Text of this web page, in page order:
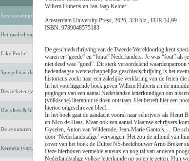
Een verwittigd man is niets waard
Het raadsel van de anderen
Fake Profiel
Spiegel van de ziel
Des te beter (vert. Marijke Arijs)
Uw vlees & bloed
De avonturen van Tom Sawyer (vert. Peter Bergsma)
Kerewin (vert. Anneke Bok)
Willem Huberts en Jan Jaap Kelder
Amsterdam University Press, 2026, 320 blz., EUR 34,99
ISBN: 9789048575183
De geschiedschrijving van de Tweede Wereldoorlog kent
waren er “goede” en “foute” Nederlanders. Je was “fout”
niet deed was “goed”. Dit sterk veroordelend
hedendaagse wetenschappelijke geschiedschrijving is het
historicus zoekt naar een zakelijke verklaring van de feiten
In het voorliggende boek geven Willem Huberts en de
pogingen van een aantal Nederlandse letterkundigen om
(völkische) literatuur te doen ontstaan. Het betreft hier een
hiertoe ongeschreven bleef.
In het boek gaat de aandacht vooral naar schrijvers als
en Nico de Haas. Maar ook een aantal Vlaamse schrijvers
Gyselen, Anton van Wilderode, Jean-Marie Gantois, ... De
door ‘Nederlandstalige’ vervangen. Het zou de inhoud van
cover van het boek de Duitse NS-beeldhouwer Arno Breker
Deze hierboven vermelde auteurs en nog tal van anderen
Nederlandstalige volkse letterkunde op poten te zetten. Hun